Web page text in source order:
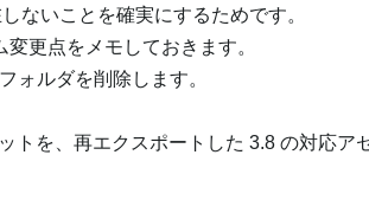
ないことを確実にするためです。
更点をメモしておきます。
ォルダを削除します。
トを、再エクスポートした 3.8 の対応ア